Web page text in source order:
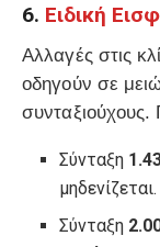
6. Ειδική
Αλλαγές στις
οδηγούν σε
Σύνταξη
μηδενίζεται.
Σύνταξη